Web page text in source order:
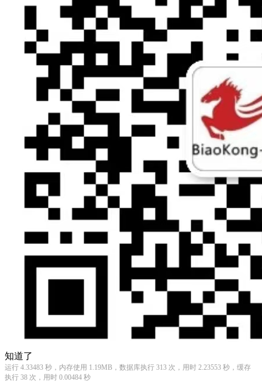
知道了
运行 4.33483 秒，内存使用 1.19MB，数据库执行 313 次，用时 2.23553 秒，缓存
执行 38 次，用时 0.00484 秒